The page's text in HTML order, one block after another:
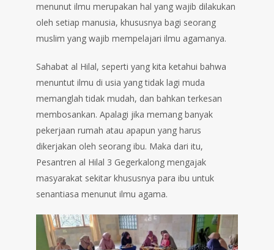
menunut ilmu merupakan hal yang wajib dilakukan
oleh setiap manusia, khususnya bagi seorang
muslim yang wajib mempelajari ilmu agamanya.
Sahabat al Hilal, seperti yang kita ketahui bahwa
menuntut ilmu di usia yang tidak lagi muda
memanglah tidak mudah, dan bahkan terkesan
membosankan. Apalagi jika memang banyak
pekerjaan rumah atau apapun yang harus
dikerjakan oleh seorang ibu. Maka dari itu,
Pesantren al Hilal 3 Gegerkalong mengajak
masyarakat sekitar khususnya para ibu untuk
senantiasa menunut ilmu agama.